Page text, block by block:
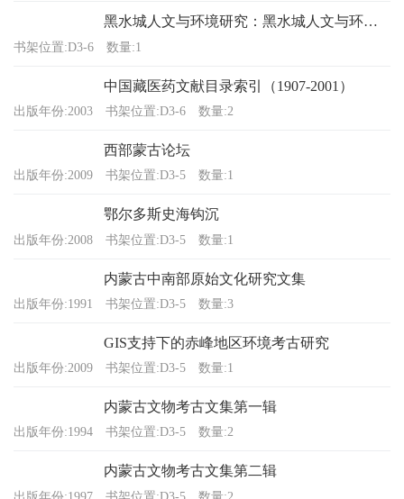
黑水城人文与环境研究：黑水城人文与环境国际学术讨论会文集
书架位置:D3-6 数量:1
中国藏医药文献目录索引（1907-2001）
出版年份:2003 书架位置:D3-6 数量:2
西部蒙古论坛
出版年份:2009 书架位置:D3-5 数量:1
鄂尔多斯史海钩沉
出版年份:2008 书架位置:D3-5 数量:1
内蒙古中南部原始文化研究文集
出版年份:1991 书架位置:D3-5 数量:3
GIS支持下的赤峰地区环境考古研究
出版年份:2009 书架位置:D3-5 数量:1
内蒙古文物考古文集第一辑
出版年份:1994 书架位置:D3-5 数量:2
内蒙古文物考古文集第二辑